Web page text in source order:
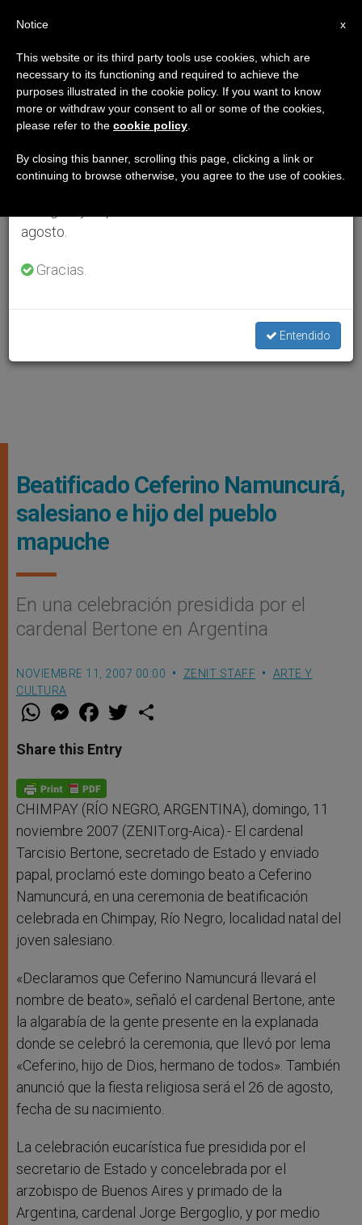
Beatificado Ceferino Namuncurá,
salesiano e hijo del pueblo
mapuche
En una celebración presidida por el
cardenal Bertone en Argentina
NOVIEMBRE 11, 2007 00:00 ZENIT STAFF
ARTE Y
CULTURA
W
t
s
p
p
M
e
s
e
g
e
r
F
a
e
b
o
k
w
Share this Entry
CHIMPAY (RÍO NEGRO, ARGENTINA), domingo, 11
noviembre 2007 (ZENIT.org-Aica).- El cardenal
Tarcisio Bertone, secretado de Estado y enviado
papal, proclamó este domingo beato a Ceferino
Namuncurá, en una ceremonia de beatificación
celebrada en Chimpay, Río Negro, localidad natal del
joven salesiano.
«Declaramos que Ceferino Namuncurá llevará el
nombre de beato», señaló el cardenal Bertone, ante
la algarabía de la gente presente en la explanada
donde se celebró la ceremonia, que llevó por lema
«Ceferino, hijo de Dios, hermano de todos». También
anunció que la fiesta religiosa será el 26 de agosto,
fecha de su nacimiento.
La celebración eucarística fue presidida por el
secretario de Estado y concelebrada por el
arzobispo de Buenos Aires y primado de la
Argentina, cardenal Jorge Bergoglio, y por medio
×
Aviso importante
Del 27 de julio al 7 de agosto haremos la pausa
anual, aprovechando que en el periodo de verano
se generan menos informaciones y también el
agosto.
Gracias.
Entendido
x
Notice
This website or its third party tools use cookies, which are
necessary to its functioning and required to achieve the
purposes illustrated in the cookie policy. If you want to know
more or withdraw your consent to all or some of the cookies,
please refer to the cookie policy
By closing this banner, scrolling this page, clicking a link or
continuing to browse otherwise, you agree to the use of cookies.